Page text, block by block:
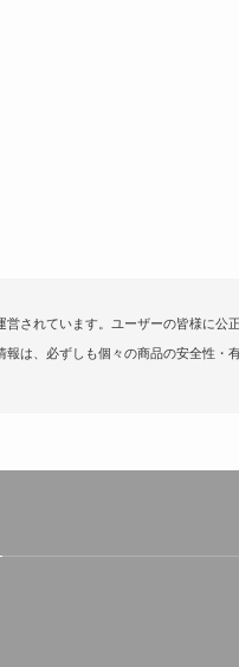
営されています。ユーザーの皆様に公
報は、必ずしも個々の商品の安全性